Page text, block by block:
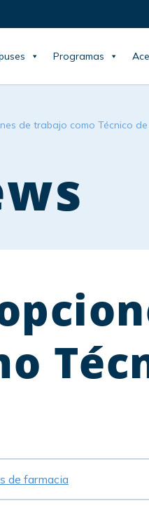
Programas
de trabajo como Técnico
de farmacia